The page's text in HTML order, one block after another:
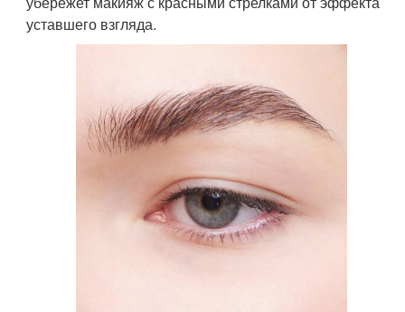
уставшего взгляда.